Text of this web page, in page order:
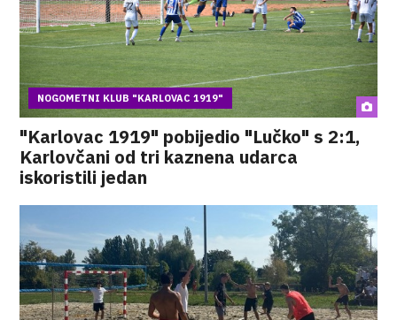
NOGOMETNI KLUB "KARLOVAC 1919"
"Karlovac 1919" pobijedio "Lučko" s 2:1,
Karlovčani od tri kaznena udarca
iskoristili jedan